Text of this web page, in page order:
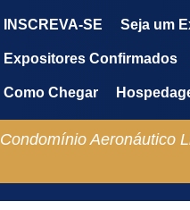
INSCREVA-SE Seja um
Expositores Confirmados
Como Chegar
Condomínio Aeronáutico